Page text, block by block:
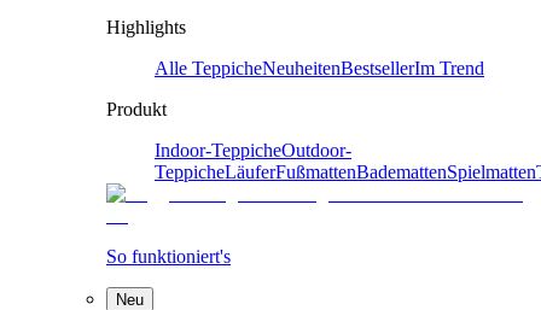
Highlights
Alle TeppicheNeuheitenBestsellerIm Trend
Produkt
Indoor-TeppicheOutdoor-
TeppicheLäuferFußmattenBademattenSpielmatten
So funktioniert's
Neu